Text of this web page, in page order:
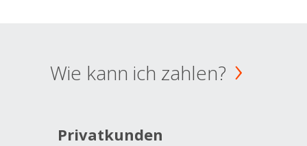
Wie kann ich zahlen?
Privatkunden